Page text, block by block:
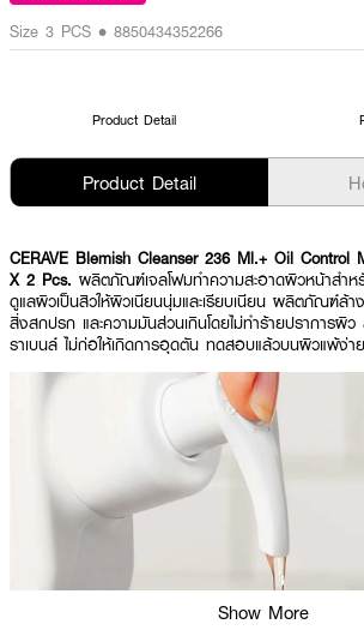
Size 3 PCS • 8850434352266
Product Detail
Product Detail
CERAVE Blemish Cleanser 236 Ml.+ Oil Control
X 2 Pcs. ผลิตภัณฑ์เจลโฟมทำความสะอาดผิวหน้าสำ
ดูแลผิวเป็นสิวให้ผิวเนียนนุ่มและเรียบเนียน ผลิตภัณฑ์ล้
สิ่งสกปรก และความมันส่วนเกินโดยไม่ทำร้ายปราการผิ
ราเบนล์ ไม่ก่อให้เกิดการอุดตัน ทดสอบแล้วบนผิวแพ้ง่
Show More